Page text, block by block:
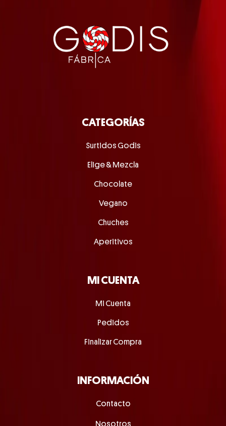
CATEGORÍAS
Surtidos Godis
Elige & Mezcla
Chocolate
Vegano
Chuches
Aperitivos
MI CUENTA
Mi Cuenta
Pedidos
Finalizar Compra
INFORMACIÓN
Contacto
Nosotros